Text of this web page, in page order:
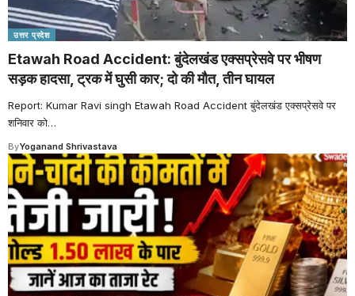
उत्तर प्रदेश
Etawah Road Accident: बुंदेलखंड एक्सप्रेसवे पर भीषण
सड़क हादसा, ट्रक में घुसी कार; दो की मौत, तीन घायल
Report: Kumar Ravi singh Etawah Road Accident बुंदेलखंड एक्सप्रेसवे पर
शनिवार को…
ByYoganand Shrivastava